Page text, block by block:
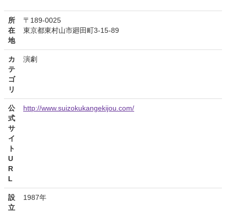
所
在
地
〒189-0025
東京都東村山市廻田町3-15-89
カ
テ
ゴ
リ
演劇
公
式
サ
イ
ト
U
R
L
http://www.suizokukangekijou.com/
設
立
1987年